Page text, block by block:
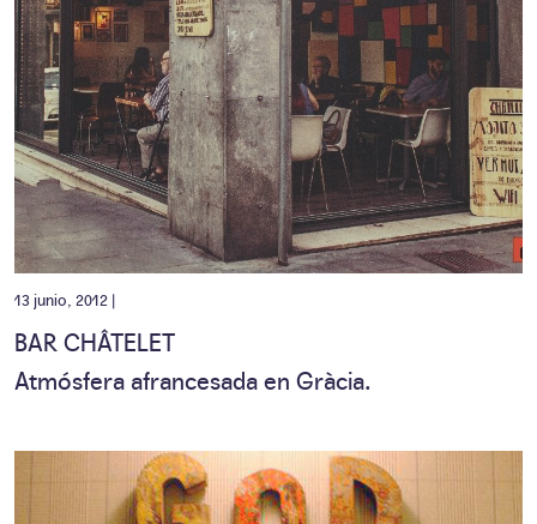
13 junio, 2012 |
BAR CHÂTELET
Atmósfera afrancesada en Gràcia.